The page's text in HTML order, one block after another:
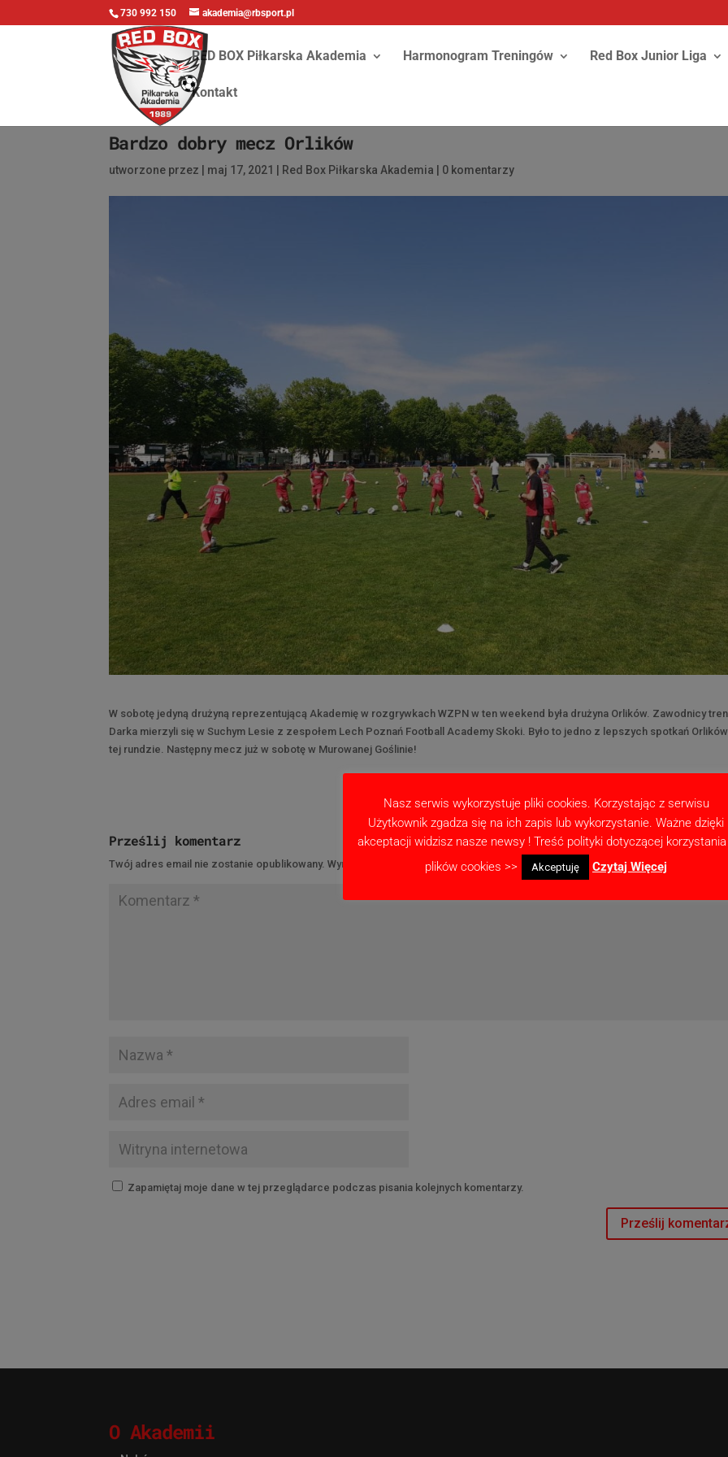
730 992 150 akademia@rbsport.pl
RED BOX Piłkarska Akademia Harmonogram Treningów Red Box Junior Liga
Kontakt
Bardzo dobry mecz Orlików
utworzone przez maj 17, 2021 Red Box Piłkarska Akademia 0 komentarzy
W sobotę jedyną drużyną reprezentującą Akademię w rozgrywkach WZPN w ten weekend była drużyna Orlików. Zawodnicy
Darka mierzyli się w Suchym Lesie z zespołem Lech Poznań Football Academy Skoki. Było to jedno z lepszych spotkań
tej rundzie. Następny mecz już w sobotę w Murowanej Goślinie!
Prześlij komentarz
Twój adres email nie zostanie opublikowany. Wymagane pola są oznaczone*
Zapamiętaj moje dane w tej przeglądarce podczas pisania kolejnych komentarzy.
O Akademii
Nasz serwis wykorzystuje pliki cookies. Korzystając z serwisu
Użytkownik zgadza się na ich zapis lub wykorzystanie. Ważne dzięki
akceptacji widzisz nasze newsy ! Treść polityki dotyczącej
plików cookies >>
Akceptuję Czytaj Więcej